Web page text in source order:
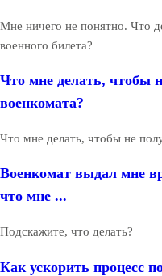
Мне ничего не понятно. Что
военного билета?
Что мне делать, чтобы
военкомата?
Что мне делать, чтобы не
Военкомат выдал мне
что мне ...
Подскажите, что делать?
Как ускорить процесс